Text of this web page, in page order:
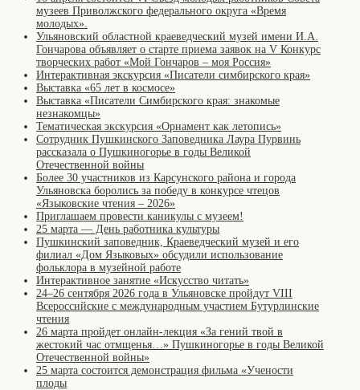
музеев Приволжского федерального округа «Время
молодых».
Ульяновский областной краеведческий музей имени И.А.
Гончарова объявляет о старте приема заявок на V Конкурс
творческих работ «Мой Гончаров – моя Россия»
Интерактивная экскурсия «Писатели симбирского края»
Выставка «65 лет в космосе»
Выставка «Писатели Симбирского края: знакомые
незнакомцы»
Тематическая экскурсия «Орнамент как летопись»
Сотрудник Пушкинского Заповедника Лаура Пурвинь
рассказала о Пушкиногорье в годы Великой
Отечественной войны
Более 30 участников из Карсунского района и города
Ульяновска боролись за победу в конкурсе чтецов
«Языковские чтения – 2026»
Приглашаем провести каникулы с музеем!
25 марта — День работника культуры
Пушкинский заповедник, Краеведческий музей и его
филиал «Дом Языковых» обсудили использование
фольклора в музейной работе
Интерактивное занятие «Искусство читать»
24–26 сентября 2026 года в Ульяновске пройдут VIII
Всероссийские с международным участием Бутурлинские
чтения
26 марта пройдет онлайн-лекция «За гений твой в
жестокий час отмщенья…» Пушкиногорье в годы Великой
Отечественной войны»
25 марта состоится демонстрация фильма «Учености
плоды